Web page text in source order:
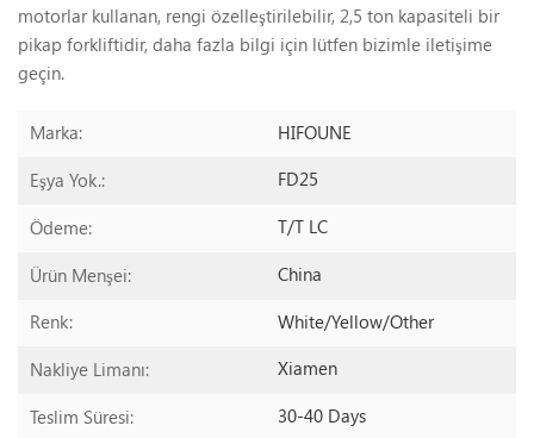
motorlar kullanan, rengi özelleştirilebilir, 2,5 ton kapasiteli bir
pikap forkliftidir, daha fazla bilgi için lütfen bizimle iletişime
geçin.
Marka: HIFOUNE
Eşya Yok.: FD25
Ödeme: T/T LC
Ürün Menşei: China
Renk: White/yellow/other
Nakliye Limanı: Xiamen
Teslim Süresi: 30-40 Days